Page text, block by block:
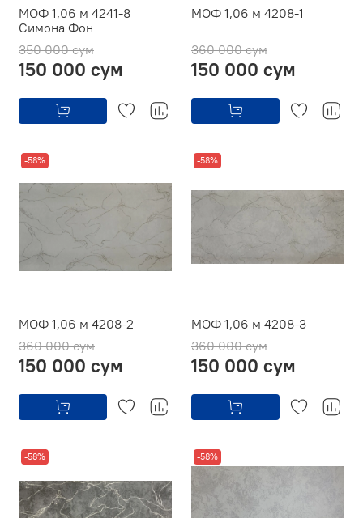
МОФ 1,06 м 4241-8
Симона Фон
350 000 сум
150 000 сум
МОФ 1,06 м 4208-1
360 000 сум
150 000 сум
-58%
МОФ 1,06 м 4208-2
360 000 сум
150 000 сум
-58%
МОФ 1,06 м 4208-3
360 000 сум
150 000 сум
-58% -58%